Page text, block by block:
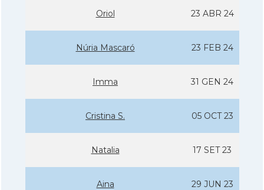
Oriol 23 ABR 24
Núria Mascaró 23 FEB 24
Imma 31 GEN 24
Cristina S. 05 OCT 23
Natalia 17 SET 23
Aina 29 JUN 23